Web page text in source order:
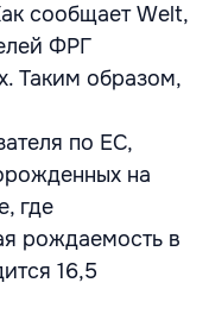
сообщает Welt,
ФРГ
Таким образом,
по ЕС,
на
где
рождаемость в
16,5